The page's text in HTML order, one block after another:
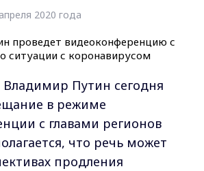
2020 года
Путин сегодня
в режиме
с главами регионов
что речь может
продления